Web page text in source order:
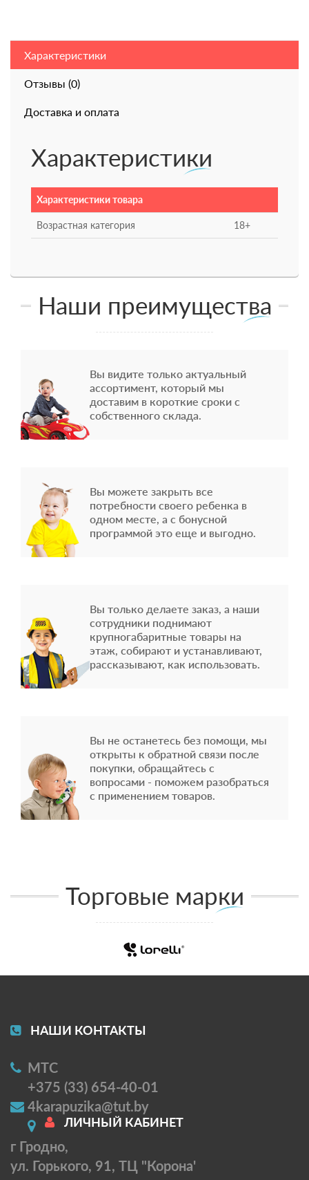
Характеристики
Отзывы (0)
Доставка и оплата
Характеристики
Характеристики товара
Возрастная категория 18+
Наши преимущества
Вы видите только актуальный
ассортимент, который мы
доставим в короткие сроки с
собственного склада.
Вы можете закрыть все
потребности своего ребенка в
одном месте, а с бонусной
программой это еще и выгодно.
Вы только делаете заказ, а наши
сотрудники поднимают
крупногабаритные товары на
этаж, собирают и устанавливают,
рассказывают, как использовать.
Вы не останетесь без помощи, мы
открыты к обратной связи после
покупки, обращайтесь с
вопросами - поможем разобраться
с применением товаров.
Торговые марки
НАШИ КОНТАКТЫ
МТС
+375 (33) 654-40-01
4karapuzika@tut.by
г Гродно,
ул. Горького, 91, ТЦ "Корона'
ЛИЧНЫЙ КАБИНЕТ